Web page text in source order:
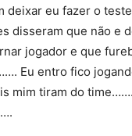
deixar eu fazer o
disseram que não e
jogador e que
Eu entro fico
mim tiram do